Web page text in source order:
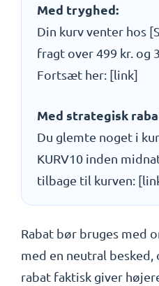
Med tryghed:
Din kurv venter hos
fragt over 499 kr. og
Fortsæt her: [link]
Med strategisk
Du glemte noget i
KURV10 inden
tilbage til kurven:
Rabat bør bruges med
med en neutral
rabat faktisk giver